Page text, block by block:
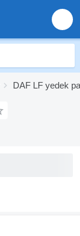
DAF LF yedek